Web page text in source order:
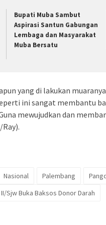
Bupati Muba Sambut
Aspirasi Santun Gabungan
Lembaga dan Masyarakat
Muba Bersatu
yang di lakukan
ini sangat membantu
mewujudkan dan
Nasional Palembang
Sjw Buka Baksos Donor Darah